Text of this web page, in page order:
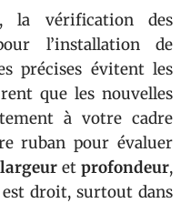
la vérification des
l’installation de
précises évitent les
que les nouvelles
à votre cadre
ruban pour évaluer
largeur etprofondeur,
est droit, surtout dans